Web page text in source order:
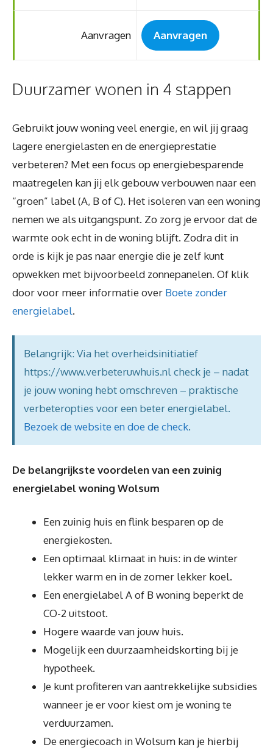
Aanvragen Aanvragen
Duurzamer wonen in 4 stappen
Gebruikt jouw woning veel energie, en wil jij graag
lagere energielasten en de energieprestatie
verbeteren? Met een focus op energiebesparende
maatregelen kan jij elk gebouw verbouwen naar een
“groen” label (A, B of C). Het isoleren van een woning
nemen we als uitgangspunt. Zo zorg je ervoor dat de
warmte ook echt in de woning blijft. Zodra dit in
orde is kijk je pas naar energie die je zelf kunt
opwekken met bijvoorbeeld zonnepanelen. Of klik
door voor meer informatie over Boete zonder
energielabel.
Belangrijk: Via het overheidsinitiatief
https://www.verbeteruwhuis.nl check je – nadat
je jouw woning hebt omschreven – praktische
verbeteropties voor een beter energielabel.
Bezoek de website en doe de check.
De belangrijkste voordelen van een zuinig
energielabel woning Wolsum
Een zuinig huis en flink besparen op de
energiekosten.
Een optimaal klimaat in huis: in de winter
lekker warm en in de zomer lekker koel.
Een energielabel A of B woning beperkt de
CO-2 uitstoot.
Hogere waarde van jouw huis.
Mogelijk een duurzaamheidskorting bij je
hypotheek.
Je kunt profiteren van aantrekkelijke subsidies
wanneer je er voor kiest om je woning te
verduurzamen.
De energiecoach in Wolsum kan je hierbij